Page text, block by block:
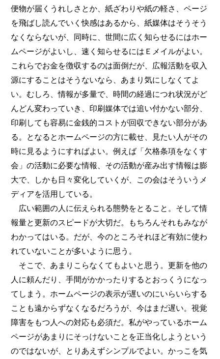
便物が届くうれしさとか、紙ざわりや紙の軽さ、ページ
を飛ばし読んでいく快感はあるから、紙媒体はそうそう
なくならないが、同時に、世間に広く知らせるにはホー
ムページがよいし、速く知らせるにはＥメイルがよい。
これらでお金を徴収するのは面倒だが、広報活動を収入
源にすることはそうないなら、あまり気にしなくてよ
い。むしろ、情報が多量で、時間の経過につれ状況がど
んどん変わっていき、印刷媒体では追い付かない部分、
印刷しても容易に金銭的コストが回収できない部分があ
る。となるとホームページの方に載せ、見たい人がその
時に見るようにすればよい。例えば「欠格条項をなくす
会」の活動に必要な情報、その活動が産み出す情報は膨
大で、しかも日々変化していくが、この会はそういうメ
ディアを活用している。
広い範囲の人に伝えられる態勢をとること。そして情
報量と更新のスピードが大切だ。もちろんそれもみなが
わかってはいる。だが、今のところそれほど有効に使わ
れていないことが多いように思う。
そこで、あまりこらなくてもよいと思う。更新を他の
人に頼んだり、手間がかかったりするとおっくうになっ
てしまう。ホームページの表示が遅いのにいらいらする
ことも遠からずなくなるだろうが、今はまだ遅い。視覚
障害をもつ人への対応も必須だ。私がやっているホーム
ページがあまりにそっけないことを正当化しようという
のではないが、とりあえずシンプルでよい。かっこを気